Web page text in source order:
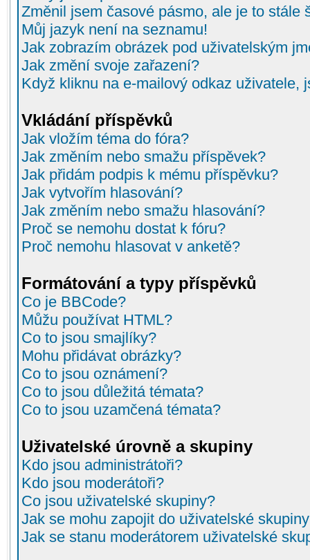
Změnil jsem časové pásmo, ale je to stále
Můj jazyk není na seznamu!
Jak zobrazím obrázek pod uživatelským
Jak změní svoje zařazení?
Když kliknu na e-mailový odkaz uživatele,
Vkládání příspěvků
Jak vložím téma do fóra?
Jak změním nebo smažu příspěvek?
Jak přidám podpis k mému příspěvku?
Jak vytvořím hlasování?
Jak změním nebo smažu hlasování?
Proč se nemohu dostat k fóru?
Proč nemohu hlasovat v anketě?
Formátování a typy příspěvků
Co je BBCode?
Můžu používat HTML?
Co to jsou smajlíky?
Mohu přidávat obrázky?
Co to jsou oznámení?
Co to jsou důležitá témata?
Co to jsou uzamčená témata?
Uživatelské úrovně a skupiny
Kdo jsou administrátoři?
Kdo jsou moderátoři?
Co jsou uživatelské skupiny?
Jak se mohu zapojit do uživatelské
Jak se stanu moderátorem uživatelské